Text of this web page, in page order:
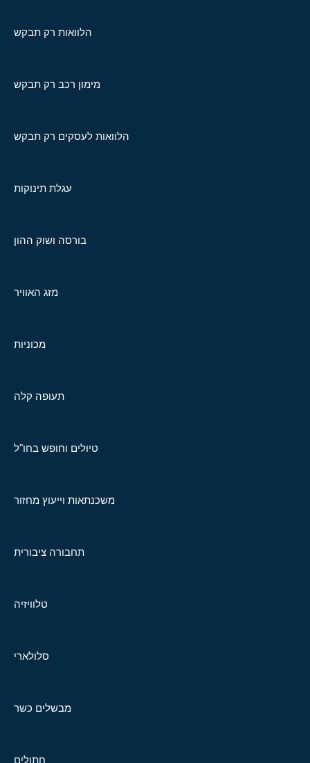
הלוואות רק תבקש
מימון רכב רק תבקש
הלוואות לעסקים רק תבקש
עגלת תינוקות
בורסה ושוק ההון
מזג האוויר
מכוניות
תעופה קלה
טיולים וחופש בחו"ל
משכנתאות וייעוץ מחזור
תחבורה ציבורית
טלוויזיה
סלולארי
מבשלים כשר
חתולים